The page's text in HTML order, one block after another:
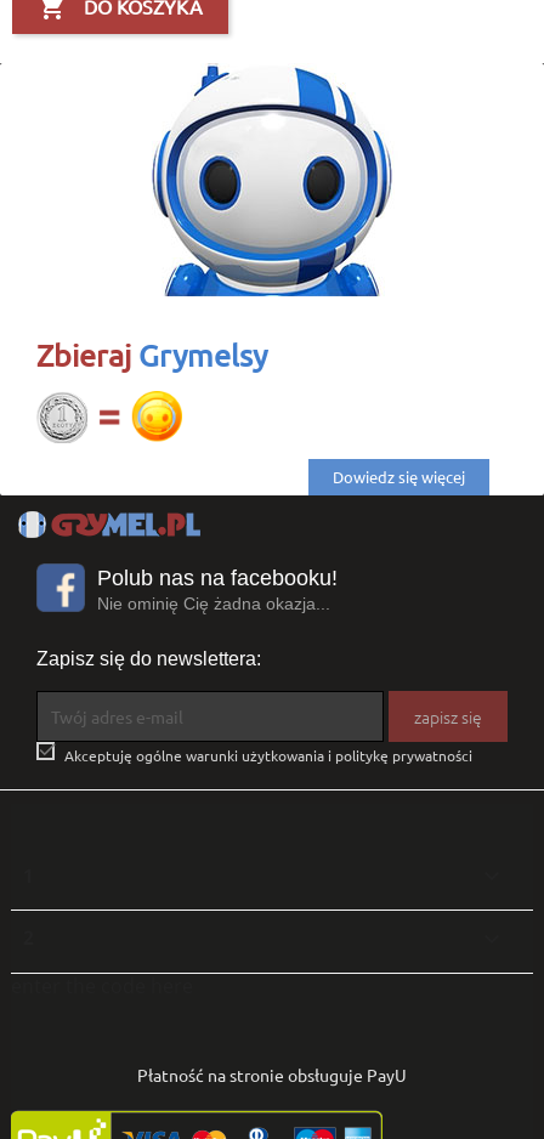
 DO KOSZYKA
Zbieraj Grymelsy
Dowiedz się więcej
Polub nas na facebooku!
Nie ominię Cię żadna okazja...
Zapisz się do newslettera:
 Akceptuję ogólne warunki użytkowania i politykę prywatności
Płatność na stronie obsługuje PayU